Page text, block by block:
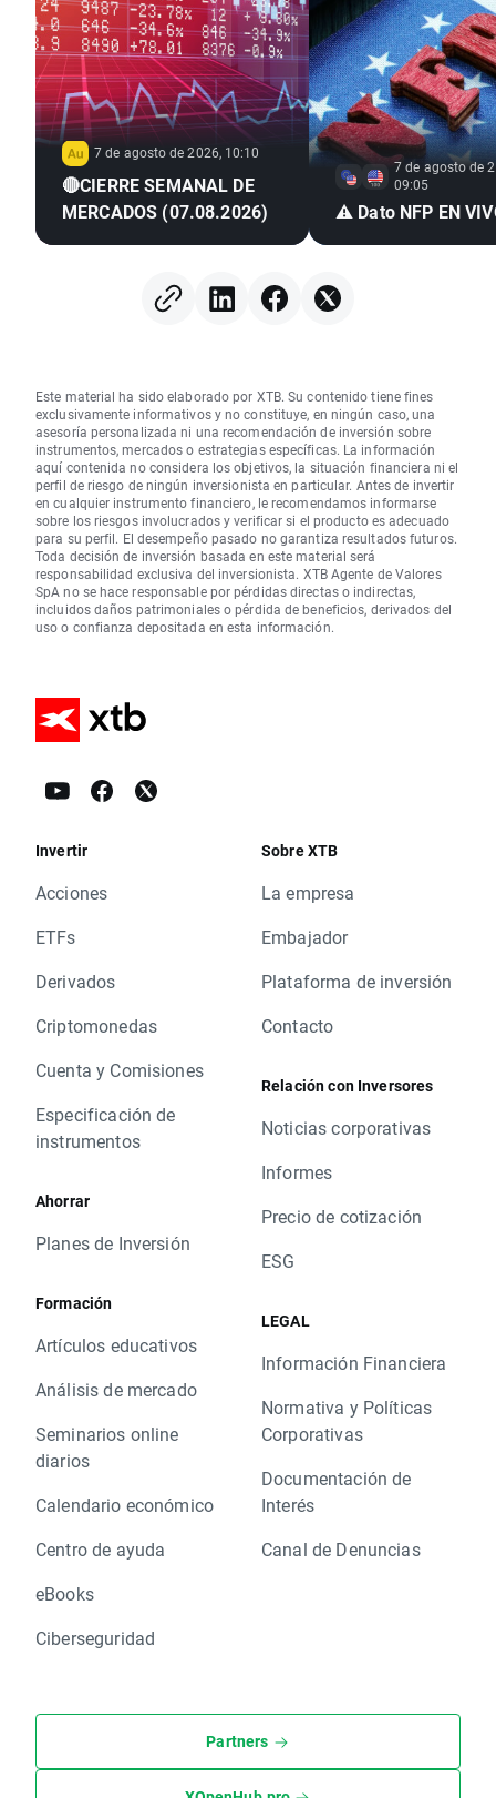
7 de agosto de 2026, 10:10
🔴CIERRE SEMANAL DE
MERCADOS (07.08.2026)
7 de agosto de
09:05
⚠️ Dato NFP EN
Este material ha sido elaborado por XTB. Su contenido tiene fines
exclusivamente informativos y no constituye, en ningún caso, una
asesoría personalizada ni una recomendación de inversión sobre
instrumentos, mercados o estrategias específicas. La información
aquí contenida no considera los objetivos, la situación financiera ni el
perfil de riesgo de ningún inversionista en particular. Antes de invertir
en cualquier instrumento financiero, le recomendamos informarse
sobre los riesgos involucrados y verificar si el producto es adecuado
para su perfil. El desempeño pasado no garantiza resultados futuros.
Toda decisión de inversión basada en este material será
responsabilidad exclusiva del inversionista. XTB Agente de Valores
SpA no se hace responsable por pérdidas directas o indirectas,
incluidos daños patrimoniales o pérdida de beneficios, derivados del
uso o confianza depositada en esta información.
Invertir
Acciones
ETFs
Derivados
Criptomonedas
Cuenta y Comisiones
Especificación de
instrumentos
Ahorrar
Planes de Inversión
Formación
Artículos educativos
Análisis de mercado
Seminarios online
diarios
Calendario económico
Centro de ayuda
eBooks
Ciberseguridad
Sobre XTB
La empresa
Embajador
Plataforma de inversión
Contacto
Relación con Inversores
Noticias corporativas
Informes
Precio de cotización
ESG
LEGAL
Información Financiera
Normativa y Políticas
Corporativas
Documentación de
Interés
Canal de Denuncias
Partners